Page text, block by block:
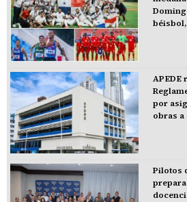
APEDE
por
obras
Pilotos